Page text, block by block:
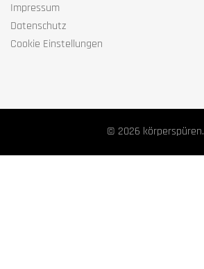
Impressum
Datenschutz
Cookie Einstellungen
© 2026 körperspüren.